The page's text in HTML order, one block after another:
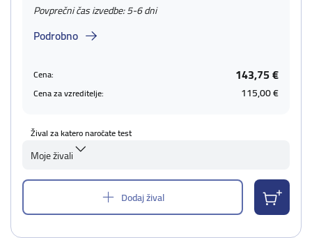
Povprečni čas izvedbe: 5-6 dni
Podrobno
Cena: 143,75 €
Cena za vzreditelje: 115,00 €
Žival za katero naročate test
Moje živali
Dodaj žival